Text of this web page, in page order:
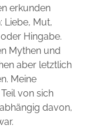
erkunden
Liebe, Mut,
Hingabe.
Mythen und
aber letztlich
Meine
von sich
davon,